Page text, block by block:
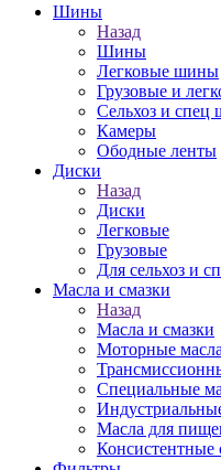
Шины
Назад
Шины
Легковые шины
Грузовые и
Сельхоз и
Камеры
Ободные ленты
Диски
Назад
Диски
Легковые
Грузовые
Для сельхоз и
Масла и смазки
Назад
Масла и смазки
Моторные масла
Специальные
Масла для
Консистентные